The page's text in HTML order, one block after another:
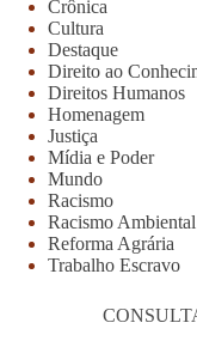
Crônica
Cultura
Destaque
Direito ao
Direitos Humanos
Homenagem
Justiça
Mídia e Poder
Mundo
Racismo
Racismo Ambiental
Reforma Agrária
Trabalho Escravo